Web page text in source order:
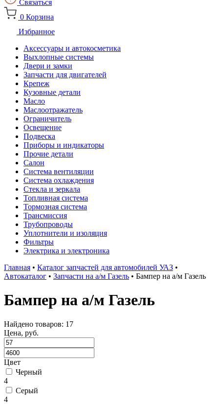
Связаться
0 Корзина
Избранное
Аксессуары и автокосметика
Выхлопные системы
Двери и замки
Запчасти для двигателей
Крепеж
Кузовные детали
Масло
Маслоотражатель
Ограничитель
Освещение
Подвеска
Приборы и индикаторы
Прочие детали
Салон
Система вентиляции
Система охлаждения
Стекла и зеркала
Топливная система
Тормозная система
Трансмиссия
Трубопроводы
Уплотнители и изоляция
Фильтры
Электрика и электроника
Главная • Каталог запчастей для автомобилей УАЗ •
Автокаталог • Запчасти на а/м Газель • Бампер на а/м Газель
Бампер на а/м Газель
Найдено товаров: 17
Цена, руб.
Цвет
Черный
4
Серый
4